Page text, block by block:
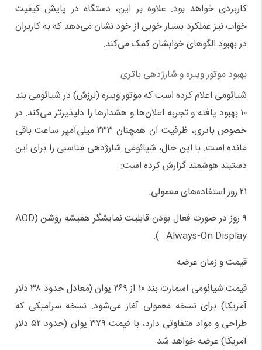
کاربردی خواهد بود. علاوه بر این، دستگاه در پایش کیفیت
خواب نیز عملکرد بسیار خوبی از خود نشان می‌دهد که به کاربران
در بهبود الگوهای خوابشان کمک می‌کند.
بهبود موتور ویبره و شارژدهی باتری
شیائومی اعلام کرده است که موتور ویبره (لرزش) در شیائومی بند
۱۰ بهبود یافته و تجربه اعلان‌ها و هشدارها را دلپذیرتر می‌کند. در
خصوص باتری، ظرفیت آن همچنان ۲۳۳ میلی‌آمپر ساعت باقی
مانده است. با این حال، شیائومی شارژدهی مناسبی را برای این
دستبند هوشمند گزارش کرده است:
۲۱ روز استفاده‌های معمولی.
۹ روز در صورت فعال بودن قابلیت نمایشگر همیشه روشن (AOD
– Always-On Display).
قیمت و زمان عرضه
قیمت شیائومی اسمارت بند ۱۰ از ۲۶۹ یوان (معادل حدود ۳۸ دلار
آمریکا) برای نسخه معمولی آغاز می‌شود. نسخه سرامیکی که
طراحی و مواد متفاوتی دارد، با قیمت ۳۷۹ یوان (حدود ۵۲ دلار
آمریکا) عرضه خواهد شد.